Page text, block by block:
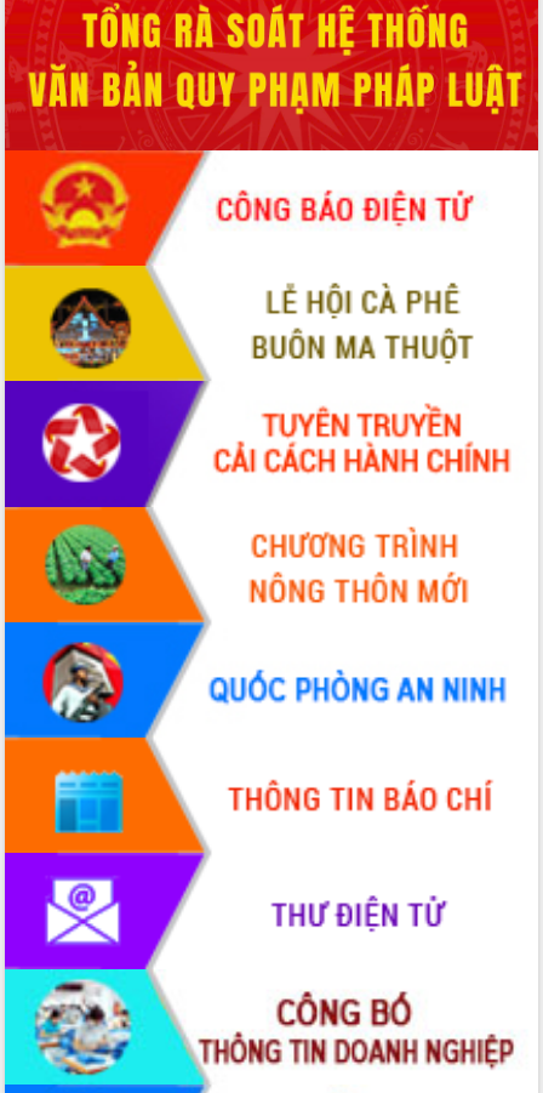
món ăn từ sầu riêng
Đắk Lắk công bố Quy hoạch và xúc
tiến đầu tư tỉnh
Ngành cá ngừ Đắk Lắk chủ động thích
ứng để giữ vững thị trường xuất khẩu
Diễn đàn Kinh tế tư nhân Việt Nam đột
phá cơ chế - Hợp tác công tư
Đề án 06 tạo bước ngoặt đột phá trong
cải cách hành chính tỉnh Đắk Lắk
Kết nối tour, đẩy mạnh chuyển đổi số
để phát triển du lịch Đắk Lắk
Khởi động Dự án Đầu tư xây dựng hạ
tầng kỹ thuật Cụm công nghiệp Tân
Gặp mặt các cơ quan báo chí nhân Kỷ
niệm 101 năm Ngày Báo chí Cách
mạng Việt Nam
Đắk Lắk sơ kết 4 năm triển khai thực
hiện Đề án 06 của Chính phủ
Họp báo thông tin về Hội nghị Công bố
Quy hoạch và Xúc tiến đầu tư tỉnh Đắk
Khơi thông điểm nghẽn, đẩy nhanh
giải ngân vốn khắc phục thiên tai
HĐND tỉnh thông qua điều chỉnh Quy
hoạch tỉnh thời kỳ 2021-2030
Hội thảo góp ý hồ sơ điều chỉnh quy
hoạch tỉnh Đắk Lắk thời kỳ 2021-2030,
tầm nhìn đến năm 2050
Nâng cao hiệu quả hoạt động của các
doanh nghiệp nhà nước
Hội nghị triển khai kết nối mạng
truyền số liệu chuyên dùng phục vụ cơ
quan Đảng, Nhà nước
Lễ phát động chuỗi hoạt động chung
tay làm sạch môi trường
Xã Ea Kar bước chuyển mình trong
công tác cải cách hành chính mô hình
mới
UBND tỉnh họp báo định kỳ tháng 4
năm 2026